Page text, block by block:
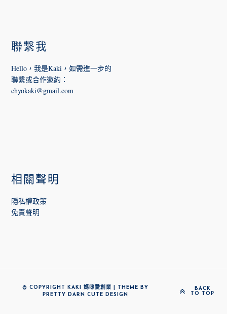
聯繫我
Hello，我是Kaki，如需進一步的
聯繫或合作邀約 ：
chyokaki@gmail.com
相關聲明
隱私權政策
免責聲明
© COPYRIGHT KAKI 媽咪愛創業 | THEME BY
PRETTY DARN CUTE DESIGN
BACK
TO TOP